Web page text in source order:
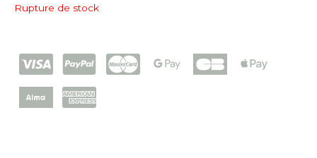
Rupture de stock